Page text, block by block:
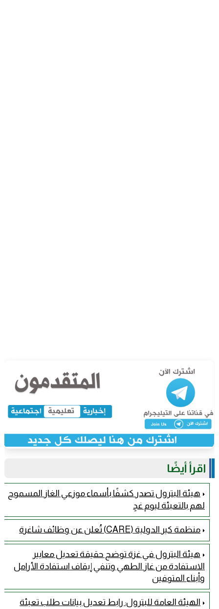
اقرأ أيضًا
هيئة البترول تصدر كشفًا بأسماء موزعي الغاز المسموح
لهم بالتعبئة ليوم غدٍ
منظمة كير الدولية (CARE) تُعلن عن وظائف شاغرة
هيئة البترول في غزة توضح حقيقة تعديل معايير
الاستفادة من غاز الطهي وتنفي إيقاف استفادة الأرامل
وأبناء المتوفين
الهيئة العامة للبترول: رابط تعديل بيانات طلب تعبئة